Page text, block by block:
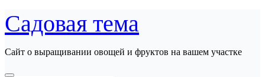
Перейти
к
содержанию
Садовая тема
Сайт о выращивании овощей и фруктов на вашем участке